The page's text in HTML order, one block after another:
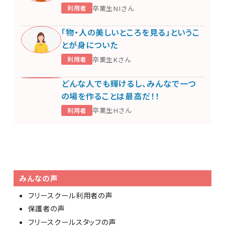
利用者 卒業生NIさん
「物・人の美しいところを見る」というこ
とが身についた
利用者 卒業生Kさん
PICTURE
どんな人でも輝けるし、みんなで一つ
の場を作ることは最高だ！！
利用者 卒業生Hさん
みんなの声
フリースクール利用者の声
保護者の声
フリースクールスタッフの声